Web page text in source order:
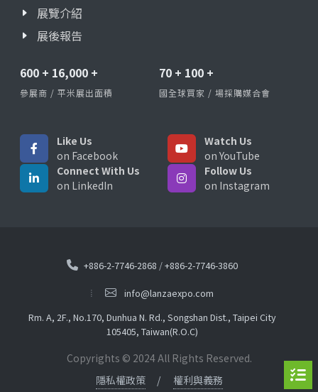
展覽介紹
展後報告
600 + 16,000 +
參展商 / 平米展出面積
70 + 100 +
國全球買家 / 場採購媒合會
Like Us
on Facebook
Watch Us
on YouTube
Connect With Us
on LinkedIn
Follow Us
on Instagram
+886-2-7746-2868 /+886-2-7746-3860
info@lanzaexpo.com
Rm. A, 2F., No.170, Dunhua N. Rd., Songshan Dist., Taipei City
105405, Taiwan(R.O.C)
Copyrights © 2024 All Rights Reserved.
隱私權政策
權利與義務